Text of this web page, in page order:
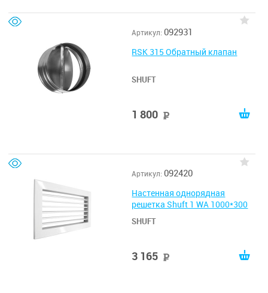
Артикул: 092931
RSK 315 Обратный клапан
SHUFT
1 800
Артикул: 092420
Настенная однорядная
решетка Shuft 1 WA 1000*300
SHUFT
3 165